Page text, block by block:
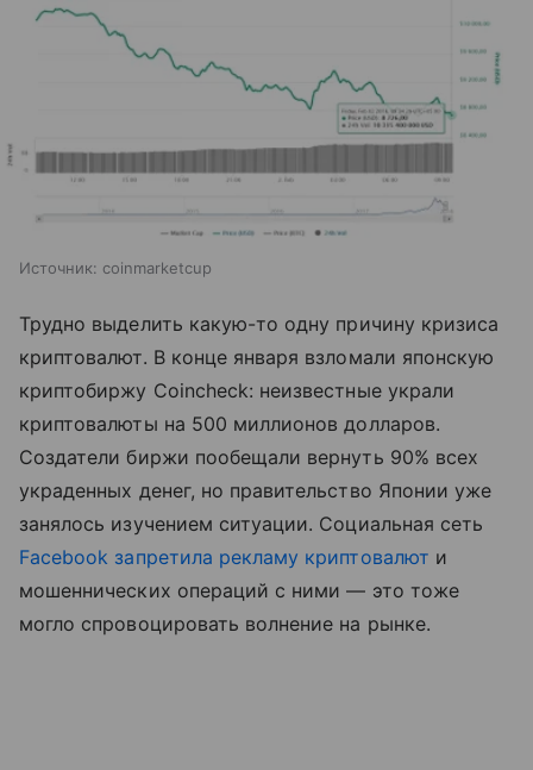
Источник: coinmarketcup
Трудно выделить какую-то одну причину кризиса
криптовалют. В конце января взломали японскую
криптобиржу Coincheck: неизвестные украли
криптовалюты на 500 миллионов долларов.
Создатели биржи пообещали вернуть 90% всех
украденных денег, но правительство Японии уже
занялось изучением ситуации. Социальная сеть
Facebook запретила рекламу криптовалют и
мошеннических операций с ними — это тоже
могло спровоцировать волнение на рынке.